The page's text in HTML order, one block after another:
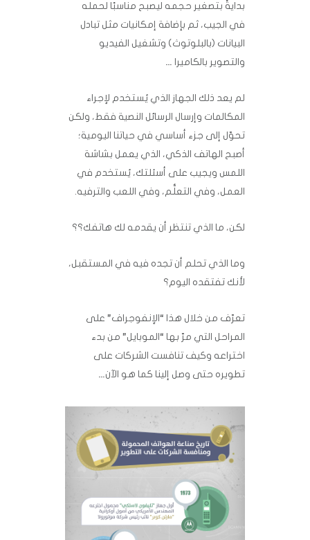
بدايةً بتصغير حجمه ليصبح مناسبًا لحمله
في ‏الجيب، ثم بإضافة إمكانيات مثل تبادل
البيانات (بالبلوتوث) وتشغيل الفيديو
والتصوير بالكاميرا …‏
لم يعد ذلك الجهاز الذي يُستخدم لإجراء
المكالمات وإرسال الرسائل النصية فقط، ولكن
تحوّل ‏إلى جزء أساسي في حياتنا اليومية؛
أصبح الهاتف الذكي، الذي يعمل بشاشة
اللمس ويجيب على أسئلتك، يُستخدم في
العمل، وفي التعلُّم، وفي اللعب والترفيه.‏
لكن، ما الذي تنتظر أن يقدمه لك هاتفك؟؟
وما الذي تحلم أن تجده فيه في المستقبل،
لأنك تفتقده اليوم؟
تعرّف من خلال هذا “الإنفوجراف” على
المراحل التي مرّ بها “الموبايل” من بدء
اختراعه وكيف ‏تنافست الشركات على
تطويره حتى وصل إلينا كما هو الآن…